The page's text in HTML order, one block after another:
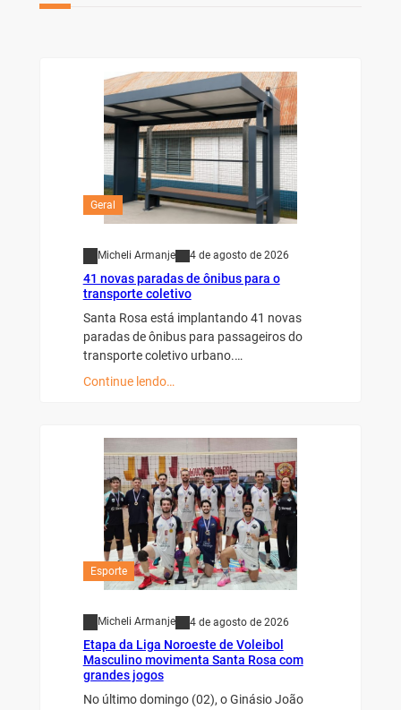
Geral
Micheli Armanje 4 de agosto de 2026
41 novas paradas de ônibus para o
transporte coletivo
Santa Rosa está implantando 41 novas
paradas de ônibus para passageiros do
transporte coletivo urbano.…
Continue lendo…
Esporte
Micheli Armanje 4 de agosto de 2026
Etapa da Liga Noroeste de Voleibol
Masculino movimenta Santa Rosa com
grandes jogos
No último domingo (02), o Ginásio João